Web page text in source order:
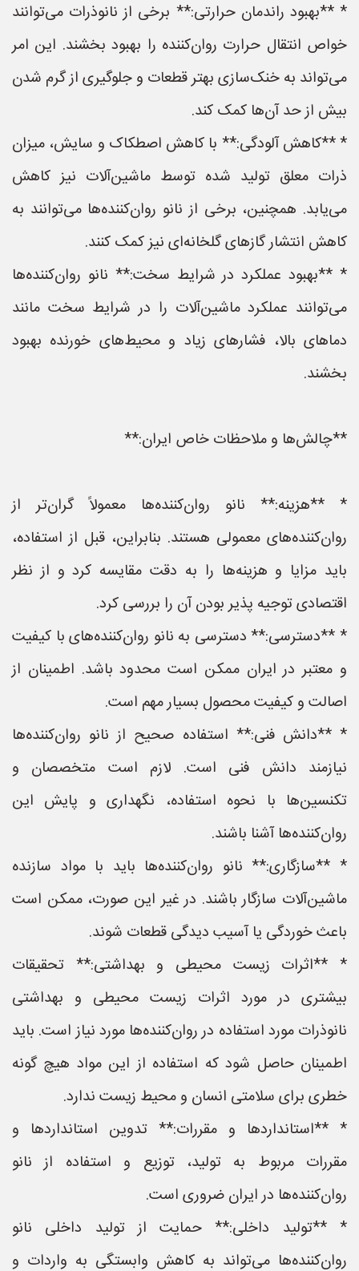
* **بهبود راندمان حرارتی:** برخی از نانوذرات می‌توانند
خواص انتقال حرارت روان‌کننده را بهبود بخشند. این امر
می‌تواند به خنک‌سازی بهتر قطعات و جلوگیری از گرم شدن
بیش از حد آن‌ها کمک کند.
* **کاهش آلودگی:** با کاهش اصطکاک و سایش، میزان
ذرات معلق تولید شده توسط ماشین‌آلات نیز کاهش
می‌یابد. همچنین، برخی از نانو روان‌کننده‌ها می‌توانند به
کاهش انتشار گازهای گلخانه‌ای نیز کمک کنند.
* **بهبود عملکرد در شرایط سخت:** نانو روان‌کننده‌ها
می‌توانند عملکرد ماشین‌آلات را در شرایط سخت مانند
دماهای بالا، فشارهای زیاد و محیط‌های خورنده بهبود
بخشند.
**چالش‌ها و ملاحظات خاص ایران:**
* **هزینه:** نانو روان‌کننده‌ها معمولاً گران‌تر از
روان‌کننده‌های معمولی هستند. بنابراین، قبل از استفاده،
باید مزایا و هزینه‌ها را به دقت مقایسه کرد و از نظر
اقتصادی توجیه پذیر بودن آن را بررسی کرد.
* **دسترسی:** دسترسی به نانو روان‌کننده‌های با کیفیت
و معتبر در ایران ممکن است محدود باشد. اطمینان از
اصالت و کیفیت محصول بسیار مهم است.
* **دانش فنی:** استفاده صحیح از نانو روان‌کننده‌ها
نیازمند دانش فنی است. لازم است متخصصان و
تکنسین‌ها با نحوه استفاده، نگهداری و پایش این
روان‌کننده‌ها آشنا باشند.
* **سازگاری:** نانو روان‌کننده‌ها باید با مواد سازنده
ماشین‌آلات سازگار باشند. در غیر این صورت، ممکن است
باعث خوردگی یا آسیب دیدگی قطعات شوند.
* **اثرات زیست محیطی و بهداشتی:** تحقیقات
بیشتری در مورد اثرات زیست محیطی و بهداشتی
نانوذرات مورد استفاده در روان‌کننده‌ها مورد نیاز است. باید
اطمینان حاصل شود که استفاده از این مواد هیچ گونه
خطری برای سلامتی انسان و محیط زیست ندارد.
* **استانداردها و مقررات:** تدوین استانداردها و
مقررات مربوط به تولید، توزیع و استفاده از نانو
روان‌کننده‌ها در ایران ضروری است.
* **تولید داخلی:** حمایت از تولید داخلی نانو
روان‌کننده‌ها می‌تواند به کاهش وابستگی به واردات و